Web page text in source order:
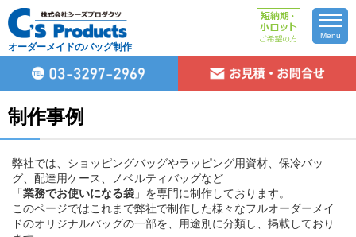
オーダーメイドのバッグ制作
Menu
制作事例
弊社では、ショッピングバッグやラッピング用資材、保冷バッ
グ、配達用ケース、ノベルティバッグなど
「業務でお使いになる袋 」を専門に制作しております。
このページではこれまで弊社で制作した様々なフルオーダーメイ
ドのオリジナルバッグの一部を、用途別に分類し、掲載しており